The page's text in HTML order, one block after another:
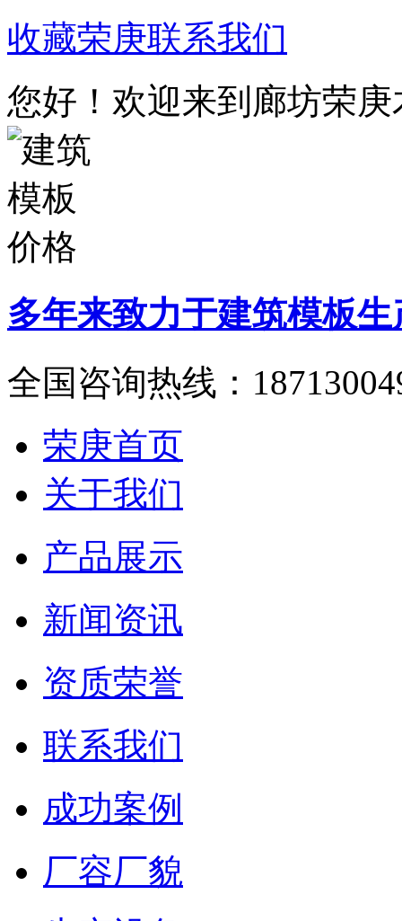
收藏荣庚联系我们
您好！欢迎来到廊坊荣
多年来致力于建筑模板生
全国咨询热线：
荣庚首页
关于我们
产品展示
新闻资讯
资质荣誉
联系我们
成功案例
厂容厂貌